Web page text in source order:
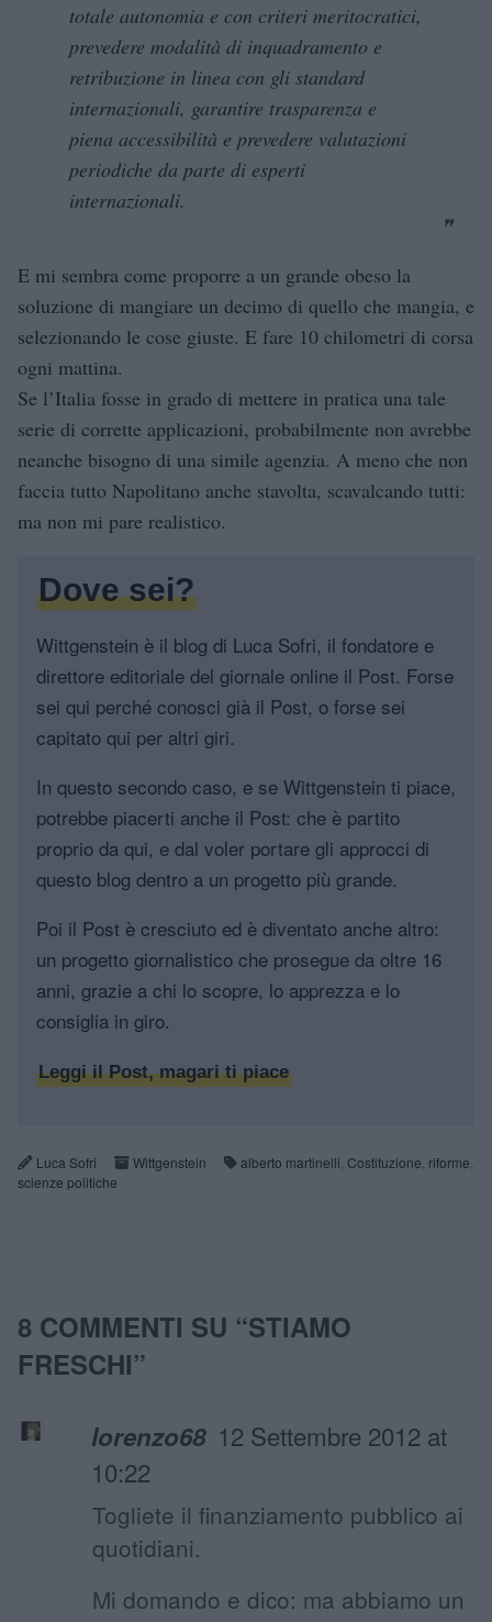
totale autonomia e con criteri meritocratici,
prevedere modalità di inquadramento e
retribuzione in linea con gli standard
internazionali, garantire trasparenza e
piena accessibilità e prevedere valutazioni
periodiche da parte di esperti
internazionali.
E mi sembra come proporre a un grande obeso la
soluzione di mangiare un decimo di quello che mangia, e
selezionando le cose giuste. E fare 10 chilometri di corsa
ogni mattina.
Se l’Italia fosse in grado di mettere in pratica una tale
serie di corrette applicazioni, probabilmente non avrebbe
neanche bisogno di una simile agenzia. A meno che non
faccia tutto Napolitano anche stavolta, scavalcando tutti:
ma non mi pare realistico.
Dove sei?
Wittgenstein è il blog di Luca Sofri, il fondatore e
direttore editoriale del giornale online il Post. Forse
sei qui perché conosci già il Post, o forse sei
capitato qui per altri giri.
In questo secondo caso, e se Wittgenstein ti piace,
potrebbe piacerti anche il Post: che è partito
proprio da qui, e dal voler portare gli approcci di
questo blog dentro a un progetto più grande.
Poi il Post è cresciuto ed è diventato anche altro:
un progetto giornalistico che prosegue da oltre 16
anni, grazie a chi lo scopre, lo apprezza e lo
consiglia in giro.
Leggi il Post, magari ti piace
Luca Sofri Wittgenstein alberto martinelli Costituzione riforme
scienze politiche
8 COMMENTI SU “STIAMO
FRESCHI”
lorenzo68 12 Settembre 2012 at
10:22
Togliete il finanziamento pubblico ai
quotidiani.
Mi domando e dico: ma abbiamo un